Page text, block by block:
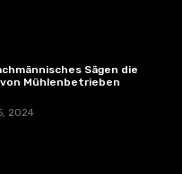
Sägen die
Mühlenbetrieben
2024